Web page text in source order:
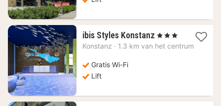
ibis Styles Konstanz 1
nacht
, 3 Sterren
Konstanz · 1.3 km van het centrum
Gratis Wi-Fi
Lift